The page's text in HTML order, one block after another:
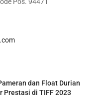
dan Float Durian
Prestasi di TIFF 2023